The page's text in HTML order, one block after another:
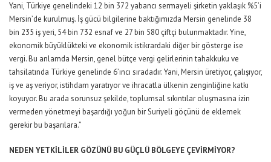
Yani, Türkiye genelindeki 12 bin 372 yabancı sermayeli şirketin yaklaşık %5’i
Mersin’de kurulmuş. İş gücü bilgilerine baktığımızda Mersin genelinde 38
bin 235 iş yeri, 54 bin 732 esnaf ve 27 bin 580 çiftçi bulunmaktadır. Yine,
ekonomik büyüklükteki ve ekonomik istikrardaki diğer bir gösterge ise
vergi. Bu anlamda Mersin, genel bütçe vergi gelirlerinin tahakkuku ve
tahsilatında Türkiye genelinde 6’ıncı sıradadır. Yani, Mersin üretiyor, çalışıyor,
iş ve aş veriyor, istihdam yaratıyor ve ihracatla ülkenin zenginliğine katkı
koyuyor. Bu arada sorunsuz şekilde, toplumsal sıkıntılar oluşmasına izin
vermeden yönetmeyi başardığı yoğun bir Suriyeli göçünü de eklemek
gerekir bu başarılara.”
NEDEN YETKİLİLER GÖZÜNÜ BU GÜÇLÜ BÖLGEYE ÇEVİRMİYOR?